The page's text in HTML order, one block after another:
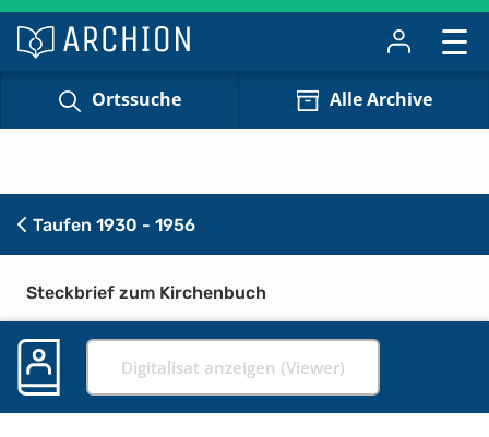
Ortssuche Alle Archive
Taufen 1930 - 1956
Steckbrief zum Kirchenbuch
Digitalisat anzeigen (Viewer)